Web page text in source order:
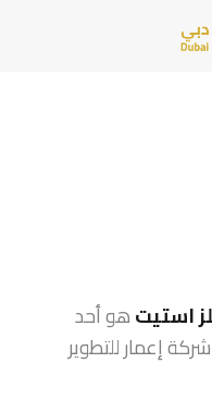
استيتهو أحد
إعمار للتطوير